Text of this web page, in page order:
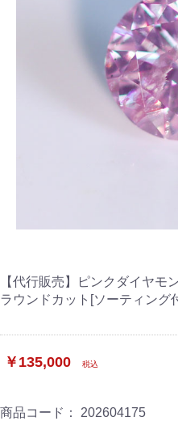
【代行販売】ピンクダイヤモ
ラウンドカット[ソーティング
￥135,000 税込
商品コード： 202604175